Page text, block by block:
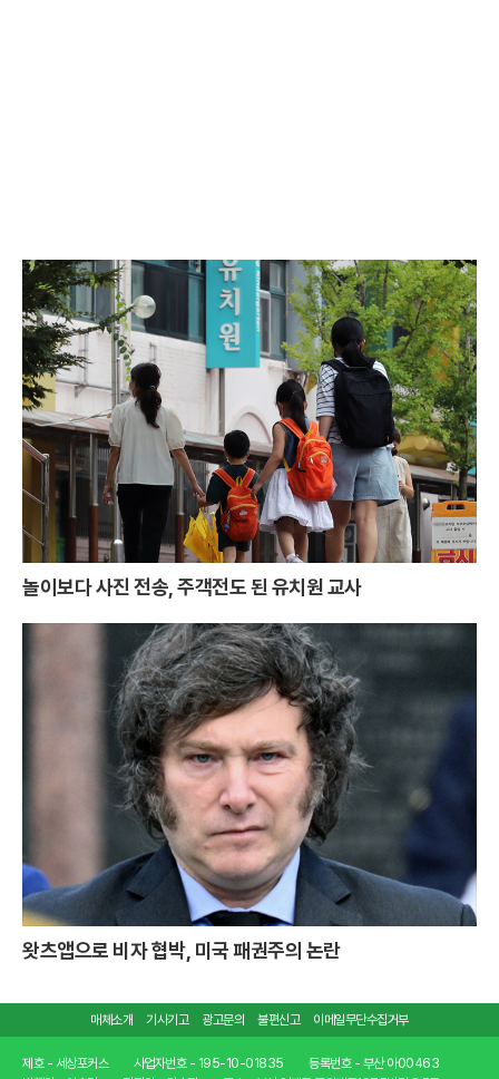
놀이보다 사진 전송, 주객전도 된 유치원 교사
왓츠앱으로 비자 협박, 미국 패권주의 논란
매체소개 기사기고 광고문의 불편신고 이메일무단수집거부
제호 - 세상포커스 사업자번호 - 195-10-01835
등록번호 - 부산 아00463